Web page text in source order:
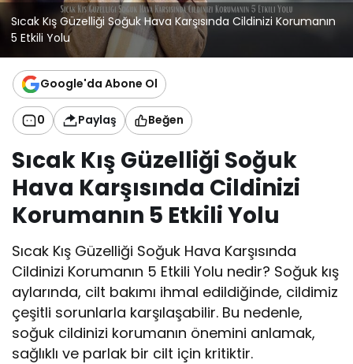
Sıcak Kış Güzelliği Soğuk Hava Karşısında Cildinizi Korumanın
5 Etkili Yolu
Google'da Abone Ol
0 Paylaş Beğen
Sıcak Kış Güzelliği Soğuk
Hava Karşısında Cildinizi
Korumanın 5 Etkili Yolu
Sıcak Kış Güzelliği Soğuk Hava Karşısında
Cildinizi Korumanın 5 Etkili Yolu nedir? Soğuk kış
aylarında, cilt bakımı ihmal edildiğinde, cildimiz
çeşitli sorunlarla karşılaşabilir. Bu nedenle,
soğuk cildinizi korumanın önemini anlamak,
sağlıklı ve parlak bir cilt için kritiktir.